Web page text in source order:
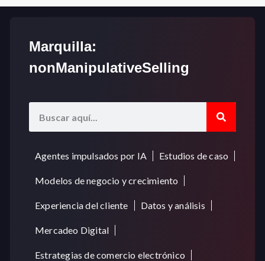
Marquilla:
nonManipulativeSelling
Agentes impulsados por IA Estudios de caso
Modelos de negocio y crecimiento
Experiencia del cliente Datos y análisis
Mercadeo Digital
Estrategias de comercio electrónico